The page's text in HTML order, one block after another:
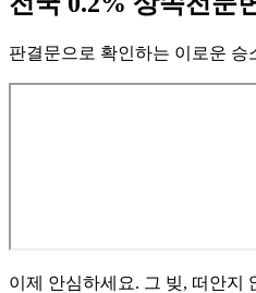
판결문으로 확인하는 이로운 승
이제 안심하세요. 그 빚, 떠안지